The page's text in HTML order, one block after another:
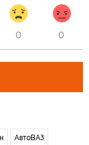
0 0
АвтоВАЗ